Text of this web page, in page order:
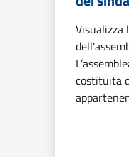
Visualizza
costituita